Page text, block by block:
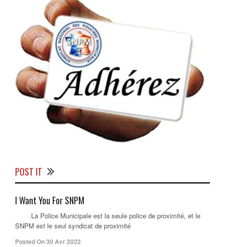
POST IT
I Want You For SNPM
La Police Municipale est la seule police de proximité, et le
SNPM est le seul syndicat de proximité
Posted On 30 Avr 2022